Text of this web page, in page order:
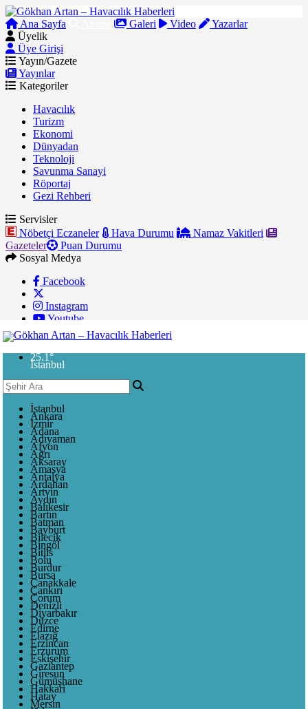
Ana Sayfa Galeri Video
Yazarlar
Üyelik
Üye Girişi
Yayın/Gazete
Yayınlar
Kategoriler
Havacılık
Turizm
Ekonomi
Dünyadan
Teknoloji
Savunma Sanayi
Röportaj
Gezi Rehberi
Servisler
Nöbetçi Eczaneler
Hava Durumu
Namaz Vakitleri
Gazeteler
Puan Durumu
Sosyal Medya
Facebook
Instagram
Youtube
25.1°
İstanbul
İstanbul
Ankara
İzmir
Adana
Adıyaman
Afyon
Ağrı
Aksaray
Amasya
Antalya
Ardahan
Artvin
Aydın
Balıkesir
Bartın
Batman
Bayburt
Bilecik
Bingöl
Bitlis
Bolu
Burdur
Bursa
Çanakkale
Çankırı
Çorum
Denizli
Diyarbakır
Düzce
Edirne
Elazığ
Erzincan
Erzurum
Eskişehir
Gaziantep
Giresun
Gümüşhane
Hakkari
Hatay
Mersin